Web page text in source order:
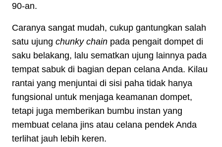
90-an.
Caranya sangat mudah, cukup gantungkan salah
satu ujung chunky chain pada pengait dompet di
saku belakang, lalu sematkan ujung lainnya pada
tempat sabuk di bagian depan celana Anda. Kilau
rantai yang menjuntai di sisi paha tidak hanya
fungsional untuk menjaga keamanan dompet,
tetapi juga memberikan bumbu instan yang
membuat celana jins atau celana pendek Anda
terlihat jauh lebih keren.